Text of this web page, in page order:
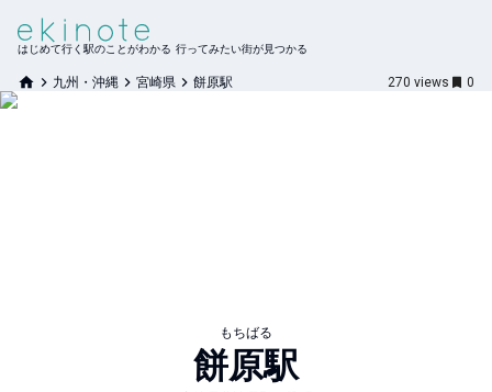
はじめて行く駅のことがわかる 行ってみたい街が見つかる
九州・沖縄 宮崎県 餅原駅 270 views 0
もちばる
餅原駅